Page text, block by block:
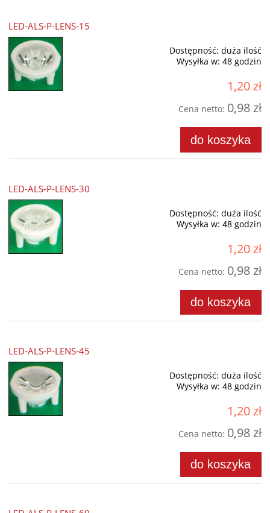
LED-ALS-P-LENS-15
Dostępność: duża ilość
Wysyłka w: 48 godzin
1,20 zł
Cena netto: 0,98 zł
do koszyka
LED-ALS-P-LENS-30
Dostępność: duża ilość
Wysyłka w: 48 godzin
1,20 zł
Cena netto: 0,98 zł
do koszyka
LED-ALS-P-LENS-45
Dostępność: duża ilość
Wysyłka w: 48 godzin
1,20 zł
Cena netto: 0,98 zł
do koszyka